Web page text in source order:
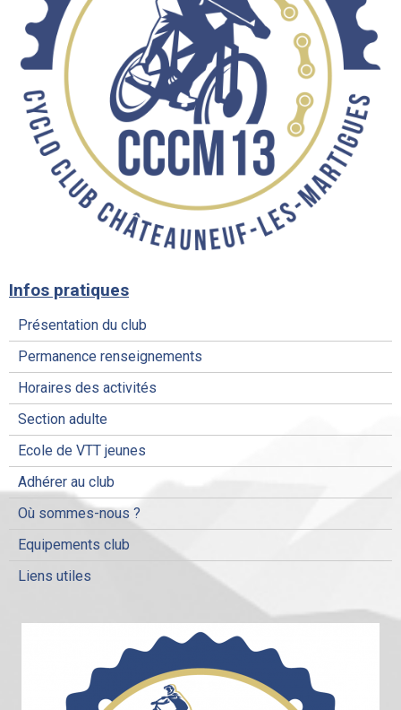
Infos pratiques
Présentation du club
Permanence renseignements
Horaires des activités
Section adulte
Ecole de VTT jeunes
Adhérer au club
Où sommes-nous ?
Equipements club
Liens utiles